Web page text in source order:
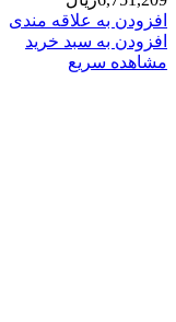
افزودن به علاقه مندی
افزودن به سبد خرید
مشاهده سریع